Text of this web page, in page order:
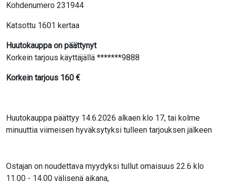
Kohdenumero 231944
Katsottu 1601 kertaa
Huutokauppa on päättynyt
Korkein tarjous käyttäjällä *******9888
Korkein tarjous 160 €
Huutokauppa päättyy 14.6.2026 alkaen klo 17, tai kolme
minuuttia viimeisen hyväksytyksi tulleen tarjouksen jälkeen
Ostajan on noudettava myydyksi tullut omaisuus 22.6 klo
11.00 - 14.00 välisenä aikana,